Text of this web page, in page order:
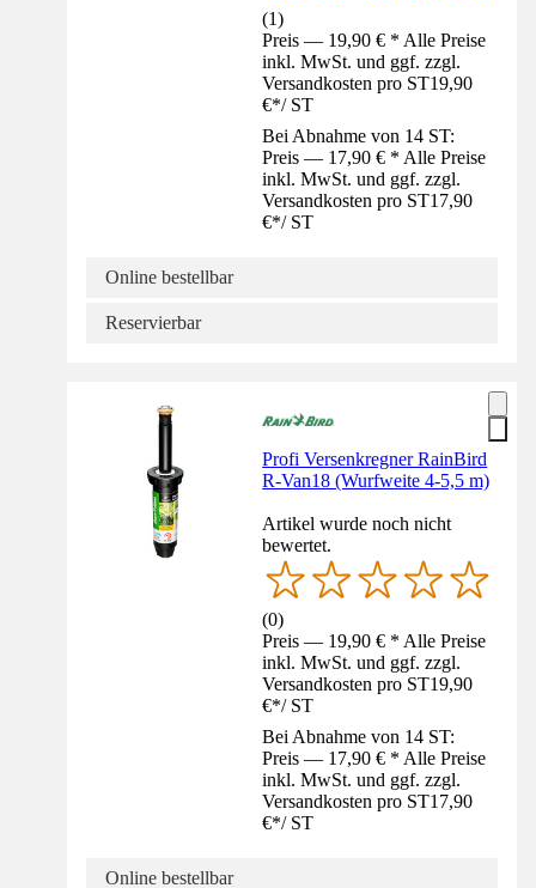
(1)
Preis — 19,90 € * Alle Preise
inkl. MwSt. und ggf. zzgl.
Versandkosten pro ST19,90
€*/ ST
Bei Abnahme von 14 ST:
Preis — 17,90 € * Alle Preise
inkl. MwSt. und ggf. zzgl.
Versandkosten pro ST17,90
€*/ ST
Online bestellbar
Reservierbar
Profi Versenkregner RainBird
R-Van18 (Wurfweite 4-5,5 m)
Artikel wurde noch nicht
bewertet.
(0)
Preis — 19,90 € * Alle Preise
inkl. MwSt. und ggf. zzgl.
Versandkosten pro ST19,90
€*/ ST
Bei Abnahme von 14 ST:
Preis — 17,90 € * Alle Preise
inkl. MwSt. und ggf. zzgl.
Versandkosten pro ST17,90
€*/ ST
Online bestellbar